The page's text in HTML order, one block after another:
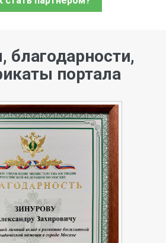
благодарности,
портала